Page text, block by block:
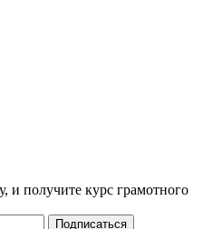
и получите курс грамотного